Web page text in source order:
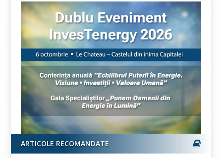
ARTICOLE RECOMANDATE